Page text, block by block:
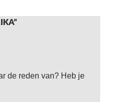
de reden van? Heb je